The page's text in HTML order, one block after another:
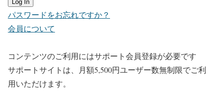
パスワードをお忘れですか？
会員について
コンテンツのご利用にはサポート会員登録が必要です
サポートサイトは、月額5,500円ユーザー数無制限でご利
用いただけます。